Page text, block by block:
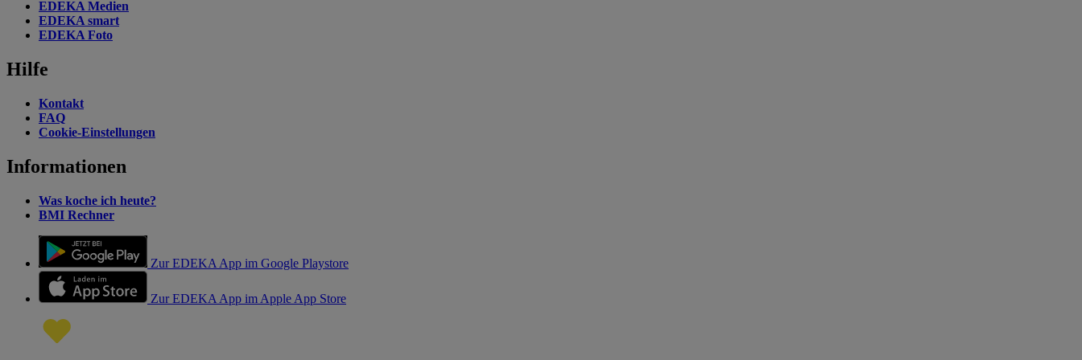
EDEKA Medien
EDEKA smart
EDEKA Foto
Hilfe
Kontakt
FAQ
Cookie-Einstellungen
Informationen
Was koche ich heute?
BMI Rechner
Zur EDEKA App im Google Playstore
Zur EDEKA App im Apple App Store